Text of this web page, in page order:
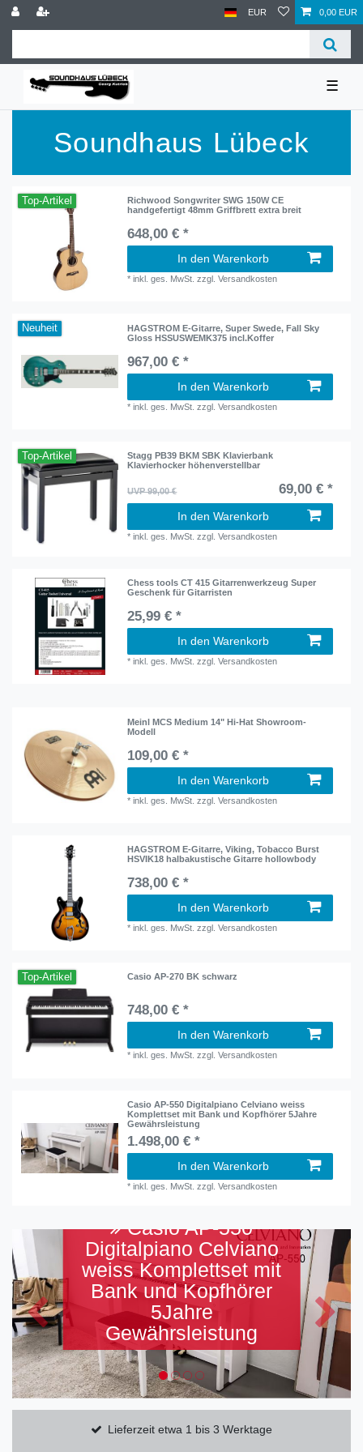
EUR 0,00 EUR
☰
Soundhaus Lübeck
Top-Artikel
Richwood Songwriter SWG 150W CE
handgefertigt 48mm Griffbrett extra breit
648,00 € *
In den Warenkorb
*inkl. ges. MwSt. zzgl.Versandkosten
Neuheit
HAGSTROM E-Gitarre, Super Swede, Fall Sky
Gloss HSSUSWEMK375 incl.Koffer
967,00 € *
In den Warenkorb
*inkl. ges. MwSt. zzgl.Versandkosten
Top-Artikel
Stagg PB39 BKM SBK Klavierbank
Klavierhocker höhenverstellbar
UVP 99,00 € 69,00 € *
In den Warenkorb
*inkl. ges. MwSt. zzgl.Versandkosten
Chess tools CT 415 Gitarrenwerkzeug Super
Geschenk für Gitarristen
25,99 € *
In den Warenkorb
*inkl. ges. MwSt. zzgl.Versandkosten
Meinl MCS Medium 14" Hi-Hat Showroom-
Modell
109,00 € *
In den Warenkorb
*inkl. ges. MwSt. zzgl.Versandkosten
HAGSTROM E-Gitarre, Viking, Tobacco Burst
HSVIK18 halbakustische Gitarre hollowbody
738,00 € *
In den Warenkorb
*inkl. ges. MwSt. zzgl.Versandkosten
Top-Artikel Casio AP-270 BK schwarz
748,00 € *
In den Warenkorb
*inkl. ges. MwSt. zzgl.Versandkosten
Casio AP-550 Digitalpiano Celviano weiss
Komplettset mit Bank und Kopfhörer 5Jahre
Gewährsleistung
1.498,00 € *
In den Warenkorb
*inkl. ges. MwSt. zzgl.Versandkosten
Casio AP-550
Digitalpiano Celviano
weiss Komplettset mit
Bank und Kopfhörer
5Jahre
Gewährsleistung
Zurück
Lieferzeit etwa 1 bis 3 Werktage